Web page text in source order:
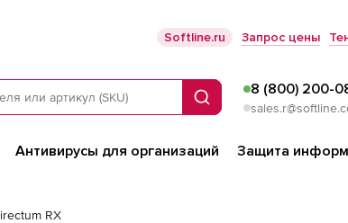
Softline.ru Запрос цены
Поиск
8 (800) 200-
Антивирусы для организаций
Защита
RX